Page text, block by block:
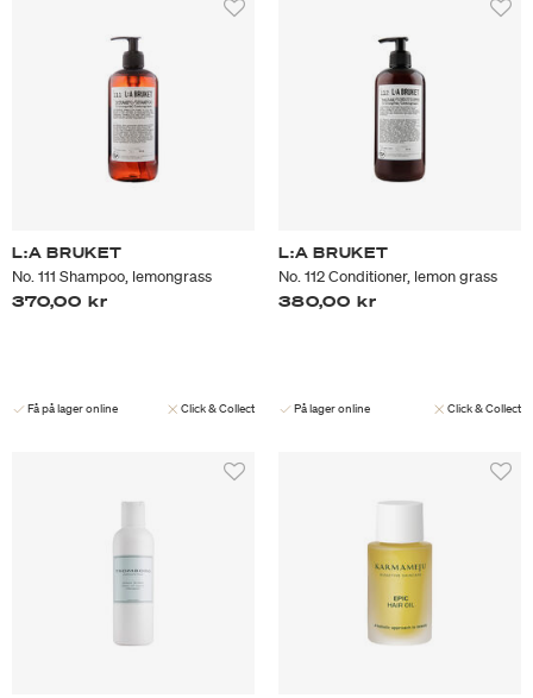
L:A BRUKET
No. 111 Shampoo, lemongrass
370,00 kr
Få på lager online Click & Collect
L:A BRUKET
No. 112 Conditioner, lemon grass
380,00 kr
På lager online Click & Collect